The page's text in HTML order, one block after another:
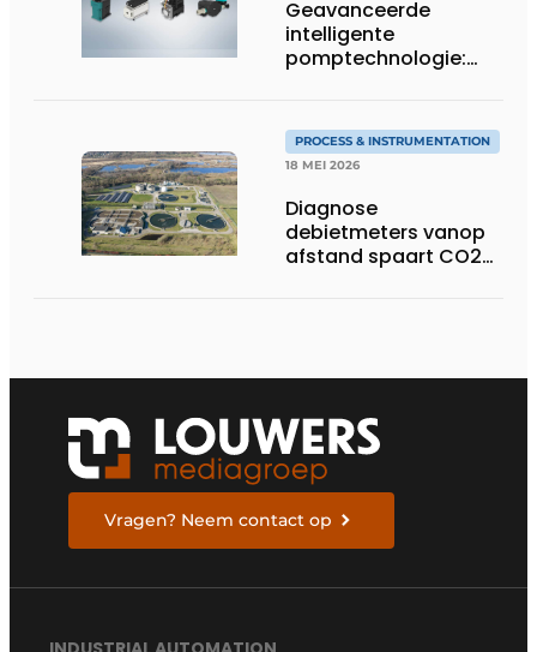
Geavanceerde
intelligente
pomptechnologie:
PROCESS & INSTRUMENTATION
18 MEI 2026
Diagnose
debietmeters vanop
afstand spaart CO2
Vragen? Neem contact op